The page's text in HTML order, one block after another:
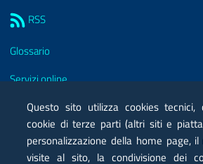
RSS
Glossario
Servizi online
Moduli
Posta elettronica certificata PEC
Questo sito utilizza cookies tecnici,
cookie di terze parti (altri siti e
personalizzazione della home page,
visite al sito, la condivisione dei